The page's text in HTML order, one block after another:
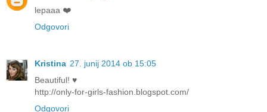
lepaaa ❤️
Odgovori
Kristina 27. junij 2014 ob 15:05
Beautiful! ♥
http://only-for-girls-fashion.blogspot.com/
Odgovori